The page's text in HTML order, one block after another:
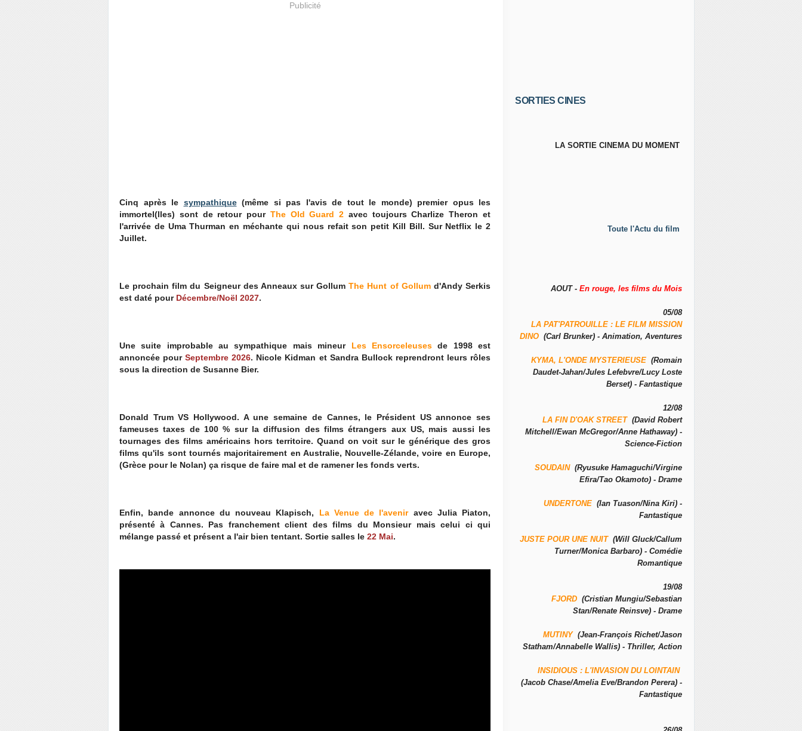
Publicité
Cinq après le sympathique(même si pas l'avis de tout le monde) premier opus les
immortel(lles) sont de retour pour The Old Guard 2 avec toujours Charlize Theron et
l'arrivée de Uma Thurman en méchante qui nous refait son petit Kill Bill. Sur Netflix le 2
Juillet.
Le prochain film du Seigneur des Anneaux sur GollumThe Hunt of Gollum d'Andy Serkis
est daté pour Décembre/Noël 2027.
Une suite improbable au sympathique mais mineur Les Ensorceleusesde 1998 est
annoncée pourSeptembre 2026. Nicole Kidman et Sandra Bullock reprendront leurs rôles
sous la direction de Susanne Bier.
Donald Trum VS Hollywood. A une semaine de Cannes, le Président US annonce ses
fameuses taxes de 100 % sur la diffusion des films étrangers aux US, mais aussi les
tournages des films américains hors territoire. Quand on voit sur le générique des gros
films qu'ils sont tournés majoritairement en Australie, Nouvelle-Zélande, voire en Europe,
(Grèce pour le Nolan) ça risque de faire mal et de ramener les fonds verts.
Enfin, bande annonce du nouveau Klapisch, La Venue de l'aveniravec Julia Piaton,
présenté à Cannes. Pas franchement client des films du Monsieur mais celui ci qui
mélange passé et présent a l'air bien tentant. Sortie salles le 22 Mai.
SORTIES CINES
LA SORTIE CINEMA DU MOMENT
Toute l'Actu du film
AOUT - En rouge, les films du Mois
05/08
LA PAT'PATROUILLE : LE FILM MISSION
DINO (Carl Brunker) - Animation, Aventures
KYMA, L'ONDE MYSTERIEUSE (Romain
Daudet-Jahan/Jules Lefebvre/Lucy Loste
Berset) - Fantastique
12/08
LA FIN D'OAK STREET(David Robert
Mitchell/Ewan McGregor/Anne Hathaway) -
Science-Fiction
SOUDAIN(Ryusuke Hamaguchi/Virgine
Efira/Tao Okamoto) - Drame
UNDERTONE (Ian Tuason/Nina Kiri) -
Fantastique
JUSTE POUR UNE NUIT(Will Gluck/Callum
Turner/Monica Barbaro) - Comédie
Romantique
19/08
FJORD (Cristian Mungiu/Sebastian
Stan/Renate Reinsve) - Drame
MUTINY(Jean-François Richet/Jason
Statham/Annabelle Wallis) - Thriller, Action
INSIDIOUS : L'INVASION DU LOINTAIN
(Jacob Chase/Amelia Eve/Brandon Perera) -
Fantastique